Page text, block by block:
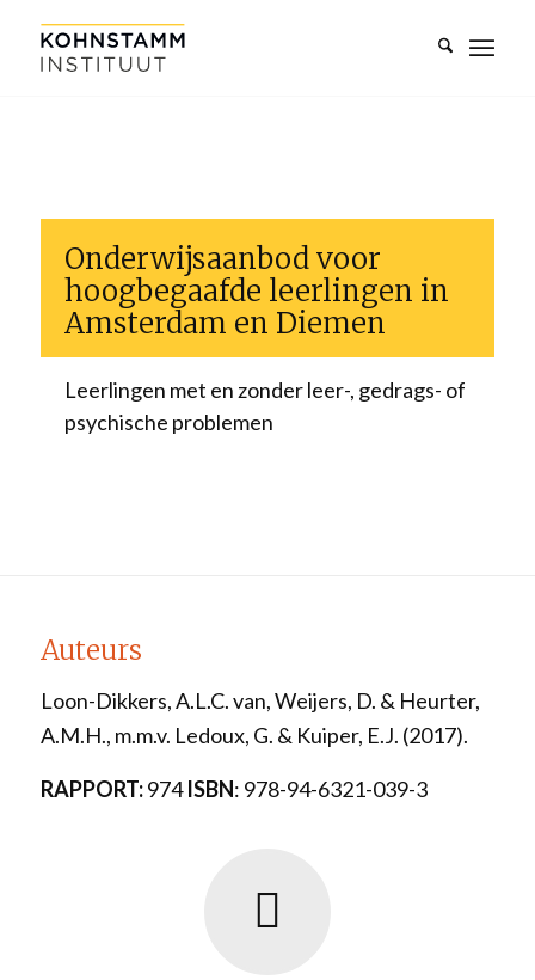
Onderwijsaanbod voor
hoogbegaafde leerlingen in
Amsterdam en Diemen
Leerlingen met en zonder leer-, gedrags- of
psychische problemen
Auteurs
Loon-Dikkers, A.L.C. van, Weijers, D. & Heurter,
A.M.H., m.m.v. Ledoux, G. & Kuiper, E.J. (2017).
RAPPORT:974ISBN: 978-94-6321-039-3